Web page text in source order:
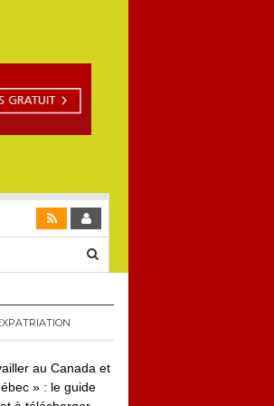
au Canada et
» : le guide